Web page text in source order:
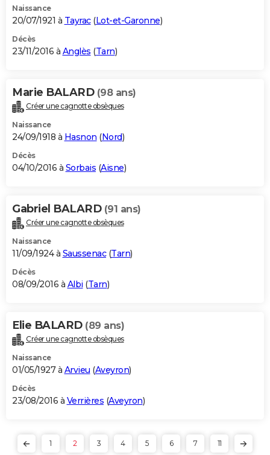
Naissance
20/07/1921 à Tayrac(Lot-et-Garonne)
Décès
23/11/2016 à Anglès (Tarn)
Marie BALARD (98 ans)
Créer une cagnotte obsèques
Naissance
24/09/1918 à Hasnon (Nord)
Décès
04/10/2016 à Sorbais (Aisne)
Gabriel BALARD (91 ans)
Créer une cagnotte obsèques
Naissance
11/09/1924 à Saussenac(Tarn)
Décès
08/09/2016 à Albi (Tarn)
Elie BALARD (89 ans)
Créer une cagnotte obsèques
Naissance
01/05/1927 à Arvieu (Aveyron)
Décès
23/08/2016 à Verrières (Aveyron)
1 2 3 4 5 6 7 11